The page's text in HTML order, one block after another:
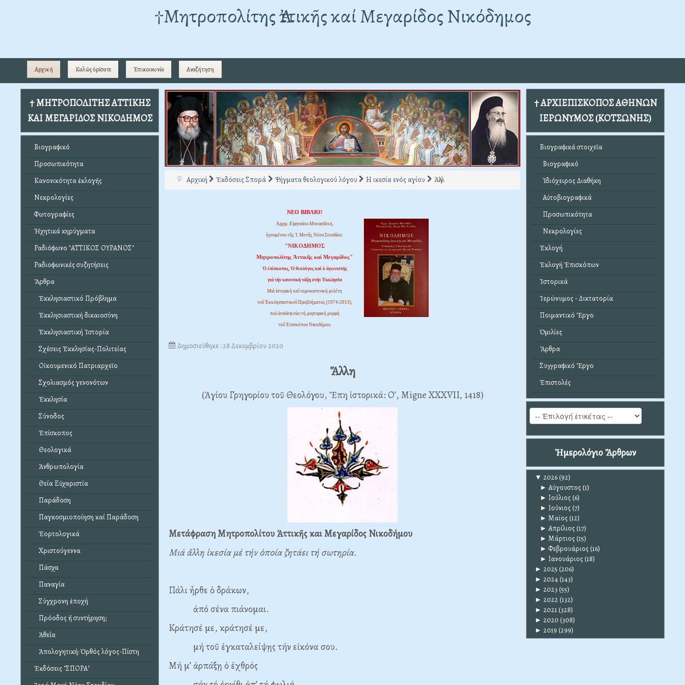
†Mητροπολίτης Ἀττικῆς καί Μεγαρίδος Νικόδημος
Αρχική Καλῶς ὁρίσατε Ἐπικοινωνία Αναζήτηση
† ΜΗΤΡΟΠΟΛΙΤΗΣ ΑΤΤΙΚΗΣ
ΚΑΙ ΜΕΓΑΡΙΔΟΣ ΝΙΚΟΔΗΜΟΣ
Βιογραφικό
Προσωπικότητα
Κανονικότητα ἐκλογῆς
Νεκρολογίες
Φωτογραφίες
Ἠχητικά κηρύγματα
Ραδιόφωνο "ΑΤΤΙΚΟΣ ΟΥΡΑΝΟΣ"
Ραδιοφωνικές συζητήσεις
Ἄρθρα
Ἐκκλησιαστικό Πρόβλημα
Ἐκκλησιαστική δικαιοσύνη
Ἐκκλησιαστική Ἱστορία
Σχέσεις Ἐκκλησίας-Πολιτείας
Οἰκουμενικό Πατριαρχεῖο
Σχολιασμός γενονότων
Ἐκκλησία
Σύνοδος
Ἐπίσκοπος
Θεολογικά
Ἀνθρωπολογία
Θεία Εὐχαριστία
Παράδοση
Παγκοσμιοποίηση καί Παράδοση
Ἑορτολογικά
Χριστούγεννα
Πάσχα
Παναγία
Σύγχρονη ἐποχή
Πρόοδος ἤ συντήρηση;
Ἀθεΐα
Ἀπολογητική: Ὀρθός λόγος-Πίστη
Ἐκδόσεις "ΣΠΟΡΑ"
Αρχική Ἐκδόσεις Σπορά Ψήγματα θεολογικού λόγου Η ικεσία ενός αγίου Άλλη
ΝΕΟ ΒΙΒΛΙΟ!
Ἀρχιμ. Εἰρηναίου Μπουσδέκη,
ἡγουμένου τῆς Ἱ. Μονῆς Νέου Στουδίου:
"ΝΙΚΟΔΗΜΟΣ
Μητροπολίτης Ἀττικῆς καί Μεγαρίδος"
Ὁ ἐπίσκοπος, Ὁ θεολόγος καί ὁ ἀγωνιστής
γιά τήν κανονική τάξη στήν Ἐκκλησία
Μιά ἱστορική καί νομοκανονική μελέτη
τοῦ Ἐκκλησιαστικοῦ Προβλήματος (1974-2013),
πού ἀναδεικνύει τή μαρτυρική μορφή
τοῦ Ἐπισκόπου Νικοδήμου.
Δημοσιεύθηκε : 28 Δεκεμβρίου 2020
Ἄλλη
(Ἁγίου Γρηγορίου τοῦ Θεολόγου, Ἔπη ἱστορικά: Ο’, Migne XXXVII, 1418)
Μετάφραση Μητροπολίτου Ἀττικῆς και Μεγαρίδος Νικοδήμου
Μιά ἄλλη ἱκεσία μέ τήν ὁποία ζητάει τή σωτηρία.
Πάλι ἦρθε ὁ δράκων,
ἀπό σένα πιάνομαι.
Κράτησέ με, κράτησέ με,
μή τοῦ ἐγκαταλείψῃς τήν εἰκόνα σου.
Μή μ’ ἀρπάξῃ ὁ ἐχθρός
† ΑΡΧΙΕΠΙΣΚΟΠΟΣ ΑΘΗΝΩΝ
ΙΕΡΩΝΥΜΟΣ (ΚΟΤΣΩΝΗΣ)
Βιογραφικά στοιχεῖα
Βιογραφικό
Ἰδιόχειρος Διαθήκη
Αὐτοβιογραφικά
Προσωπικότητα
Νεκρολογίες
Ἐκλογή
Ἐκλογή Ἐπισκόπων
Ἱστορικά
Ἱερώνυμος - Δικτατορία
Ποιμαντικό Ἔργο
Ὁμιλίες
Ἄρθρα
Συγγραφικό Ἔργο
Ἐπιστολές
Ἡμερολόγιο Ἄρθρων
▼ 2026(92)
► Αύγουστος (1)
► Ιούλιος (6)
► Ιούνιος (7)
► Μαϊος (12)
► Απρίλιος (17)
► Μάρτιος (15)
► Φεβρουάριος (16)
► Ιανουάριος (18)
► 2025 (206)
► 2024(143)
► 2023 (55)
► 2022(132)
► 2021(328)
► 2020 (308)
► 2019 (299)